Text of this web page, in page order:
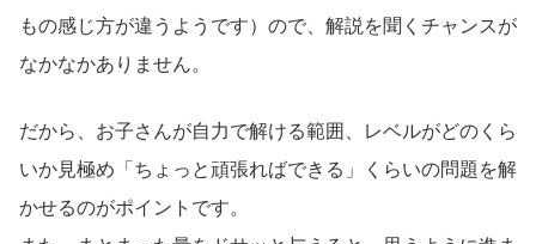
もの感じ方が違うようです）ので、解説を聞くチャンスが
なかなかありません。
だから、お子さんが自力で解ける範囲、レベルがどのくら
いか見極め「ちょっと頑張ればできる」くらいの問題を解
かせるのがポイントです。